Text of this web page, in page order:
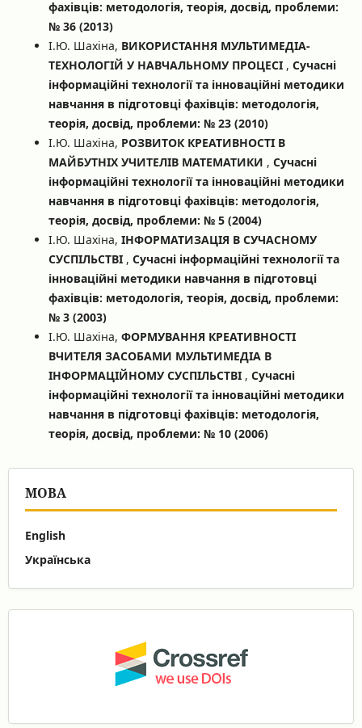
фахівців: методологія, теорія, досвід, проблеми:
№ 36 (2013)
І.Ю. Шахіна, ВИКОРИСТАННЯ МУЛЬТИМЕДІА-
ТЕХНОЛОГІЙ У НАВЧАЛЬНОМУ ПРОЦЕСІ , Сучасні
інформаційні технології та інноваційні методики
навчання в підготовці фахівців: методологія,
теорія, досвід, проблеми: № 23 (2010)
І.Ю. Шахіна, РОЗВИТОК КРЕАТИВНОСТІ В
МАЙБУТНІХ УЧИТЕЛІВ МАТЕМАТИКИ , Сучасні
інформаційні технології та інноваційні методики
навчання в підготовці фахівців: методологія,
теорія, досвід, проблеми: № 5 (2004)
І.Ю. Шахіна, ІНФОРМАТИЗАЦІЯ В СУЧАСНОМУ
СУСПІЛЬСТВІ , Сучасні інформаційні технології та
інноваційні методики навчання в підготовці
фахівців: методологія, теорія, досвід, проблеми:
№ 3 (2003)
І.Ю. Шахіна, ФОРМУВАННЯ КРЕАТИВНОСТІ
ВЧИТЕЛЯ ЗАСОБАМИ МУЛЬТИМЕДІА В
ІНФОРМАЦІЙНОМУ СУСПІЛЬСТВІ , Сучасні
інформаційні технології та інноваційні методики
навчання в підготовці фахівців: методологія,
теорія, досвід, проблеми: № 10 (2006)
МОВА
English
Українська